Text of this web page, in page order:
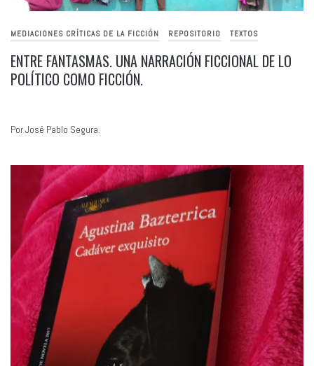
MEDIACIONES CRÍTICAS DE LA FICCIÓN REPOSITORIO TEXTOS
ENTRE FANTASMAS. UNA NARRACIÓN FICCIONAL DE LO
POLÍTICO COMO FICCIÓN.
Por José Pablo Segura.